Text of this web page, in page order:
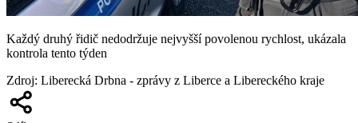
Každý druhý řidič nedodržuje nejvyšší povolenou rychlost, ukázala
kontrola tento týden
Zdroj: Liberecká Drbna - zprávy z Liberce a Libereckého kraje